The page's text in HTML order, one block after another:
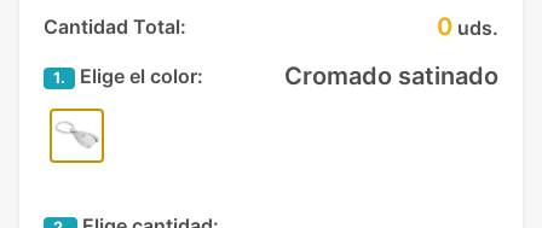
Cantidad Total: 0 uds.
1. Elige el color: Cromado satinado